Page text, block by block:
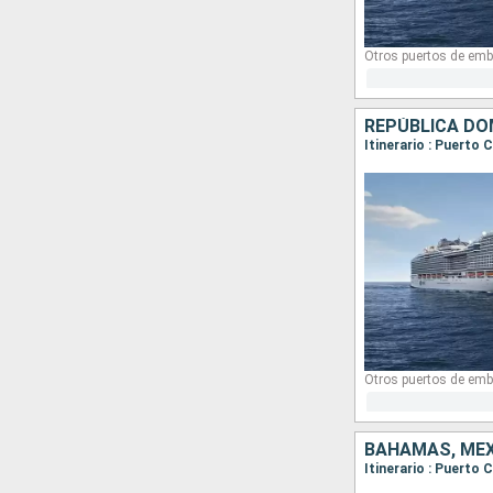
Otros puertos de
REPÚBLICA
Otros puertos de
BAHAMAS,